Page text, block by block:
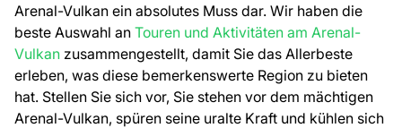
Arenal-Vulkan ein absolutes Muss dar. Wir haben die
beste Auswahl an Touren und Aktivitäten am Arenal-
Vulkan zusammengestellt, damit Sie das Allerbeste
erleben, was diese bemerkenswerte Region zu bieten
hat. Stellen Sie sich vor, Sie stehen vor dem mächtigen
Arenal-Vulkan, spüren seine uralte Kraft und kühlen sich